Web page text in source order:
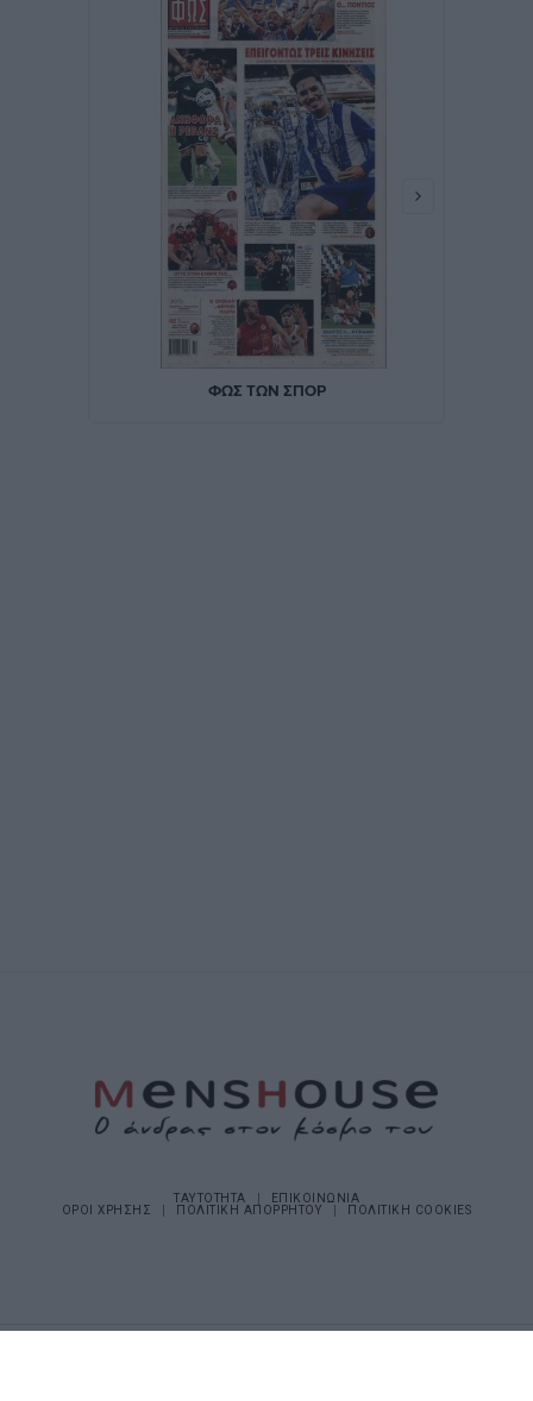
ΤΑΥΤΟΤΗΤΑ
ΕΠΙΚΟΙΝΩΝΙΑ
ΟΡΟΙ ΧΡΗΣΗΣ
ΠΟΛΙΤΙΚΗ ΑΠΟΡΡΗΤΟΥ ΠΟΛΙΤΙΚΗ COOKIES